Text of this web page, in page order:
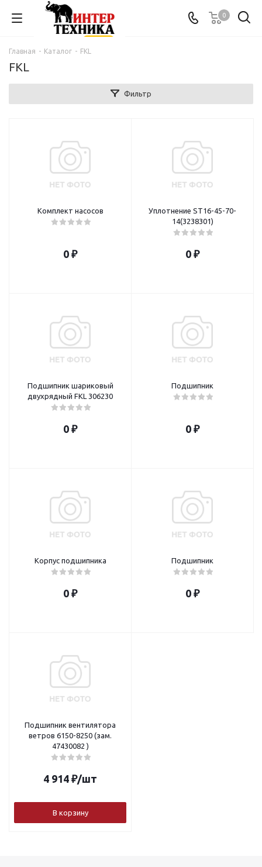
0
Главная - Каталог - FKL
FKL
Фильтр
Комплект насосов
0 ₽
Уплотнение ST16-45-70-
14(3238301)
0 ₽
Подшипник шариковый
двухрядный FKL 306230
0 ₽
Подшипник
0 ₽
Корпус подшипника
0 ₽
Подшипник
0 ₽
Подшипник вентилятора
ветров 6150-8250 (зам.
47430082 )
4 914 ₽/шт
В корзину